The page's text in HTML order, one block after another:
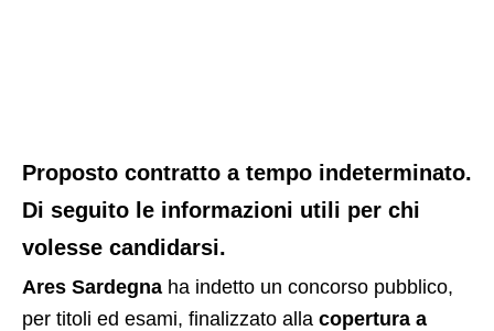
Proposto contratto a tempo indeterminato.
Di seguito le informazioni utili per chi
volesse candidarsi.
Ares Sardegna ha indetto un concorso pubblico,
per titoli ed esami, finalizzato alla copertura a